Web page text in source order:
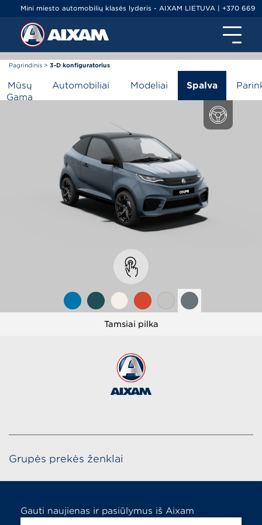
Mini miesto automobilių klasės lyderis - AIXAM LIETUVA | +370 669
79000 | info@ltminiauto.lt
Pagrindinis > 3-D konfiguratorius
3-D konfiguratorius
Mūsų
Gama
Automobiliai Modeliai Spalva
Tamsiai pilka
Grupės prekės ženklai
Gauti naujienas ir pasiūlymus iš Aixam